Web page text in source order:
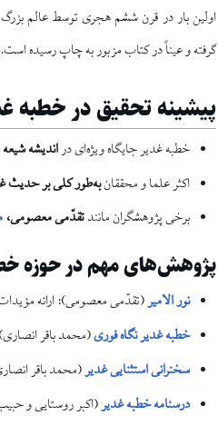
اولین بار در قرن ششم هجری توسط عالم
گرفته و عیناً در کتاب مزبور به چاپ رسیده است.
پیشینه تحقیق در خطبه
خطبه غدیر جایگاه ویژه‌ای دراندیشه شیعه
اکثر علما و محققانبه‌طور کلی بر حدیث
برخی پژوهشگران مانندتقدّمی معصومی،
پژوهش‌های مهم در حوزه
نور الامیر(تقدّمی معصومی): ارائه
خطبه غدیر نگاه فوری(محمد باقر
سخنرانی استثنایی غدیر(محمد باقر
درسنامه خطبه غدیر(اکبر روستایی و